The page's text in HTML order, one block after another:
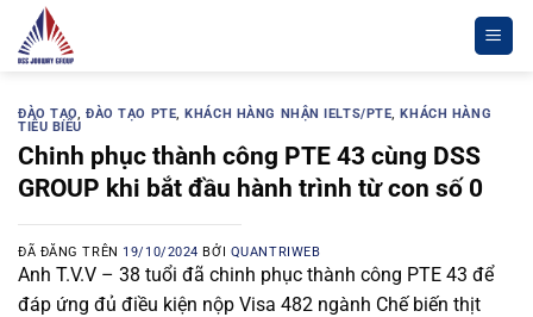
Chuyển
đến
dungĐÀO TẠO,ĐÀO TẠO PTE,KHÁCH HÀNG NHẬN IELTS/PTE,KHÁCH HÀNG
TIÊU BIỂU
Chinh phục thành công PTE 43 cùng DSS
GROUP khi bắt đầu hành trình từ con số 0
ĐÃ ĐĂNG TRÊN 19/10/2024 BỞI QUANTRIWEB
Anh T.V.V – 38 tuổi đã chinh phục thành công PTE 43 để
đáp ứng đủ điều kiện nộp Visa 482 ngành Chế biến thịt